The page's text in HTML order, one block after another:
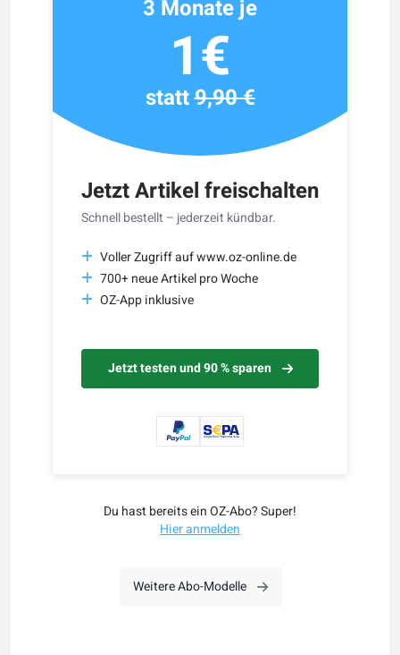
Jetzt Artikel freischalten
Schnell bestellt – jederzeit kündbar.
Voller Zugriff auf www.oz-online.de
700+ neue Artikel pro Woche
OZ-App inklusive
Jetzt testen und 90 % sparen
3 Monate je
1€
statt9,90 €
Du hast bereits ein OZ-Abo? Super!
Hier anmelden
Weitere Abo-Modelle